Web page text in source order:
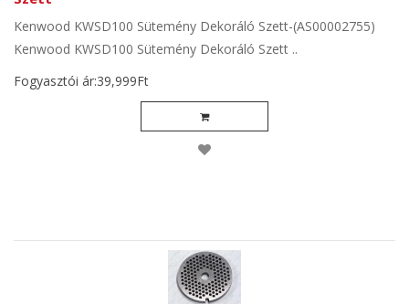
Kenwood KWSD100 Sütemény Dekoráló Szett-(AS00002755)
Kenwood KWSD100 Sütemény Dekoráló Szett ..
Fogyasztói ár:39,999Ft